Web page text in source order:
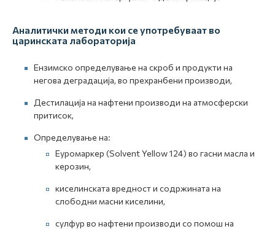
Аналитички методи кои се употребуваат во
царинската лабораторија
Eнзимско определување на скроб и продукти на
негова деградација, во прехранбени производи,
Дестилација на нафтени производи на атмосферски
притисок,
Определување на:
Еуромаркер (Solvent Yellow 124) во гасни масла и
керозин,
киселинската вредност и содржината на
слободни масни киселини,
сулфур во нафтени производи со помош на